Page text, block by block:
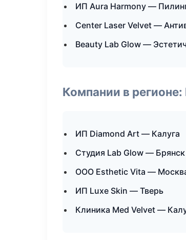
ИП Aura Harmony —
Center Laser Velvet —
Beauty Lab Glow —
Компании в
ИП Diamond Art — Калуга
Студия Lab Glow — Брянск
ООО Esthetic Vita —
ИП Luxe Skin — Тверь
Клиника Med Velvet —